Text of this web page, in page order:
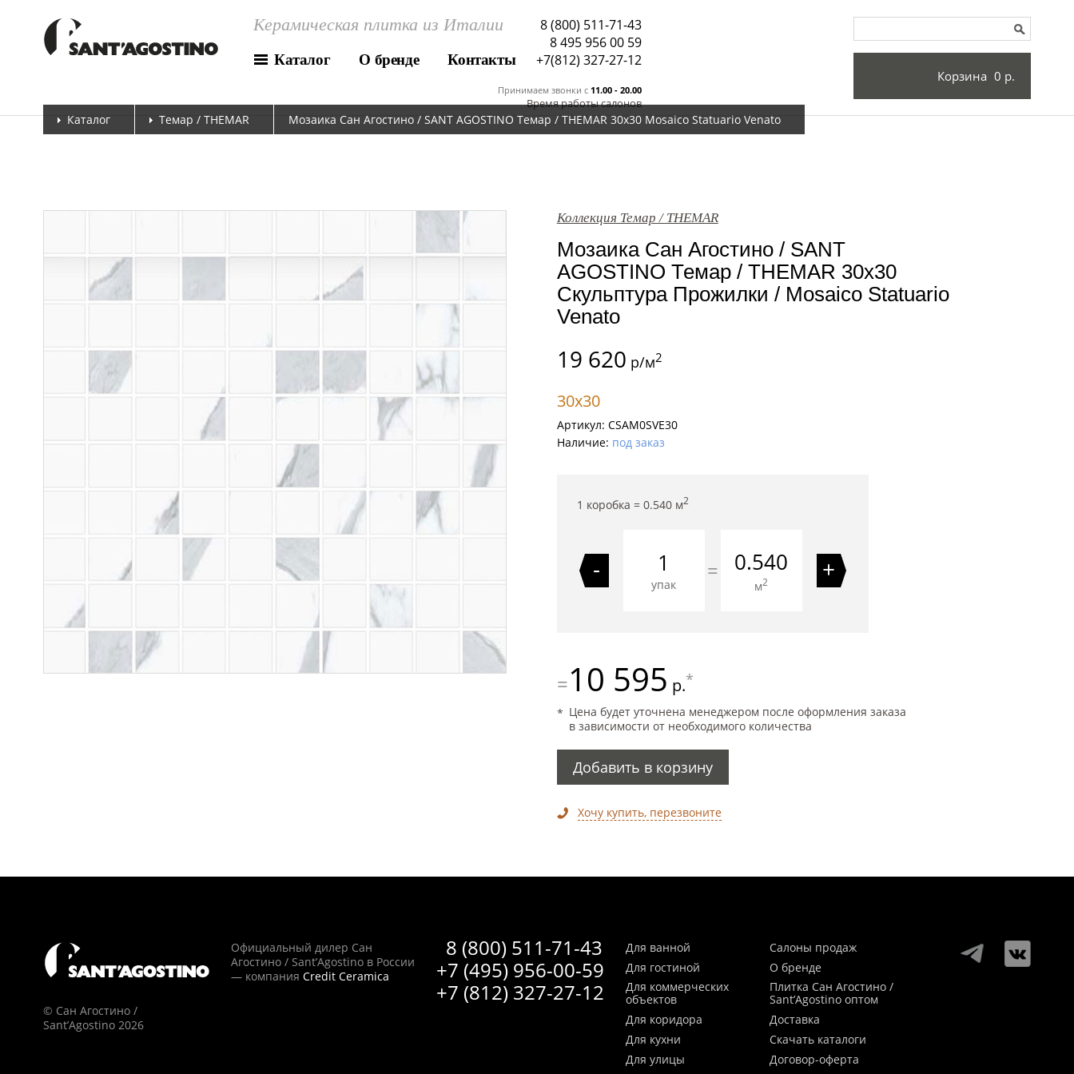
Керамическая плитка из Италии
Каталог О бренде Контакты
8 (800) 511-71-43
8 495 956 00 59
Принимаем звонки c 11.00 - 20.00
Время работы салонов
+7(812) 327-27-12
Корзина 0 р.
Каталог Темар / THEMAR Мозаика Сан Агостино / SANT AGOSTINO Темар / THEMAR 30x30 Mosaico Statuario Venato
Коллекция Темар / THEMAR
Мозаика Сан Агостино / SANT
AGOSTINO Темар / THEMAR 30x30
Скульптура Прожилки / Mosaico Statuario
Venato
19 620 р/м2
30x30
Артикул: CSAM0SVE30
Наличие: под заказ
1 коробка = 0.540м2
-
упак
= 0.540
м2 +
=10 595 р.*
Цена будет уточнена менеджером после оформления заказа
в зависимости от необходимого количества
Добавить в корзину
Хочу купить, перезвоните
© Сан Агостино /
Sant’Agostino 2026
8 (800) 511-71-43
+7 (495) 956-00-59
+7 (812) 327-27-12
Официальный дилер Сан
Агостино / Sant’Agostino в России
— компания Credit Ceramica
Для ванной
Для гостиной
Для коммерческих
объектов
Для коридора
Для кухни
Для улицы
Салоны продаж
О бренде
Плитка Сан Агостино /
Sant’Agostino оптом
Доставка
Скачать каталоги
Договор-оферта